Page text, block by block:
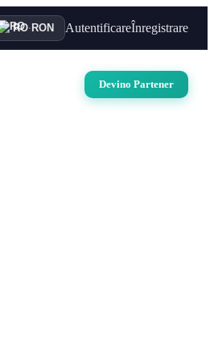
RO· RON AutentificareÎnregistrare
Devino Partener